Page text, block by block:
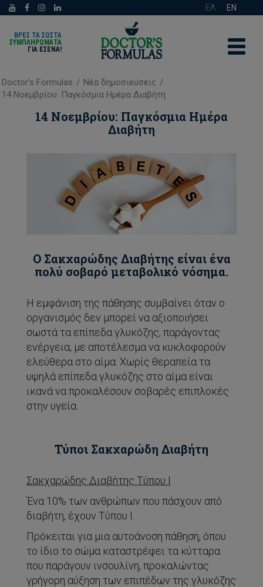
ΕΛ EN
ΒΡΕΣ ΤΑ ΣΩΣΤΑ
ΣΥΜΠΛΗΡΩΜΑΤΑ
ΓΙΑ ΕΣΈΝΑ!
Doctor’s Formulas / Νέα δημοσιεύσεις /
14 Νοεμβρίου: Παγκόσμια Ημέρα Διαβήτη
14 Νοεμβρίου: Παγκόσμια Ημέρα
Διαβήτη
Ο Σακχαρώδης Διαβήτης είναι ένα
πολύ σοβαρό μεταβολικό νόσημα.
Η εμφάνιση της πάθησης συμβαίνει όταν ο
οργανισμός δεν μπορεί να αξιοποιήσει
σωστά τα επίπεδα γλυκόζης, παράγοντας
ενέργεια, με αποτέλεσμα να κυκλοφορούν
ελεύθερα στο αίμα. Χωρίς θεραπεία τα
υψηλά επίπεδα γλυκόζης στο αίμα είναι
ικανά να προκαλέσουν σοβαρές επιπλοκές
στην υγεία.
Τύποι Σακχαρώδη Διαβήτη
Σακχαρώδης Διαβήτης Τύπου Ι
Ένα 10% των ανθρώπων που πάσχουν από
διαβήτη, έχουν Τύπου Ι.
Πρόκειται για μια αυτοάνοση πάθηση, όπου
το ίδιο το σώμα καταστρέφει τα κύτταρα
που παράγουν ινσουλίνη, προκαλώντας
γρήγορη αύξηση των επιπέδων της γλυκόζης